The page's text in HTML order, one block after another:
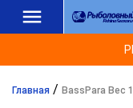
Главная / BassPara Вес